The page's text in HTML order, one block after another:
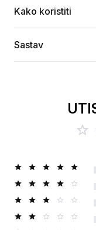
Kako koristiti
Sastav